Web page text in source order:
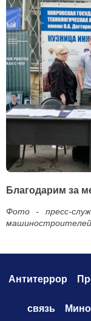
Благодарим за
Фото - пресс-
машиностроителей
Антитеррор
связь